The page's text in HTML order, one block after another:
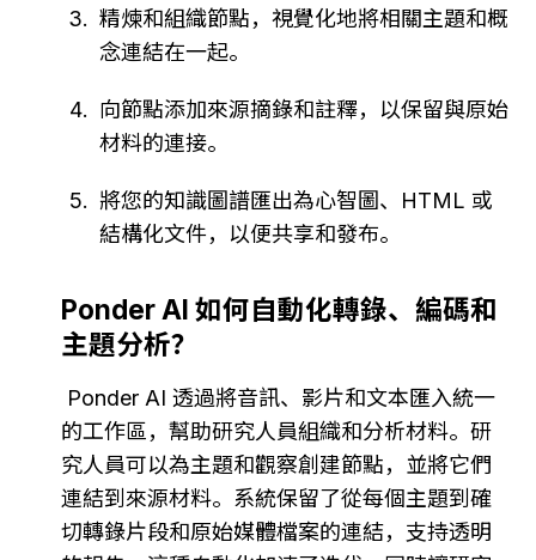
精煉和組織節點，視覺化地將相關主題和概
念連結在一起。
向節點添加來源摘錄和註釋，以保留與原始
材料的連接。
將您的知識圖譜匯出為心智圖、HTML 或
結構化文件，以便共享和發布。
Ponder AI 如何自動化轉錄、編碼和
主題分析？
Ponder AI 透過將音訊、影片和文本匯入統一
的工作區，幫助研究人員組織和分析材料。研
究人員可以為主題和觀察創建節點，並將它們
連結到來源材料。系統保留了從每個主題到確
切轉錄片段和原始媒體檔案的連結，支持透明